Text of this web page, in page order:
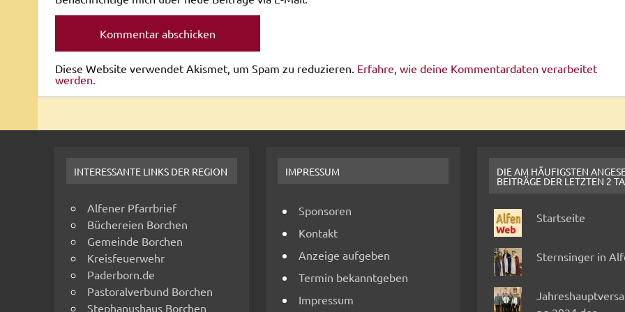
Diese Website verwendet Akismet, um Spam zu reduzieren. Erfahre, wie deine Kommentardaten verarbeitet
werden.
INTERESSANTE LINKS DER REGION
Alfener Pfarrbrief
Büchereien Borchen
Gemeinde Borchen
Kreisfeuerwehr
Paderborn.de
Pastoralverbund Borchen
Stephanushaus Borchen
IMPRESSUM
Sponsoren
Kontakt
Anzeige aufgeben
Termin bekanntgeben
Impressum
DIE AM HÄUFIGSTEN
BEITRÄGE DER LETZTEN 2
Startseite
Sternsinger in